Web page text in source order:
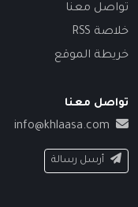
تواصل معنا
خلاصة RSS
خريطة الموقع
تواصل معنا
info@khlaasa.com
أرسل رسالة